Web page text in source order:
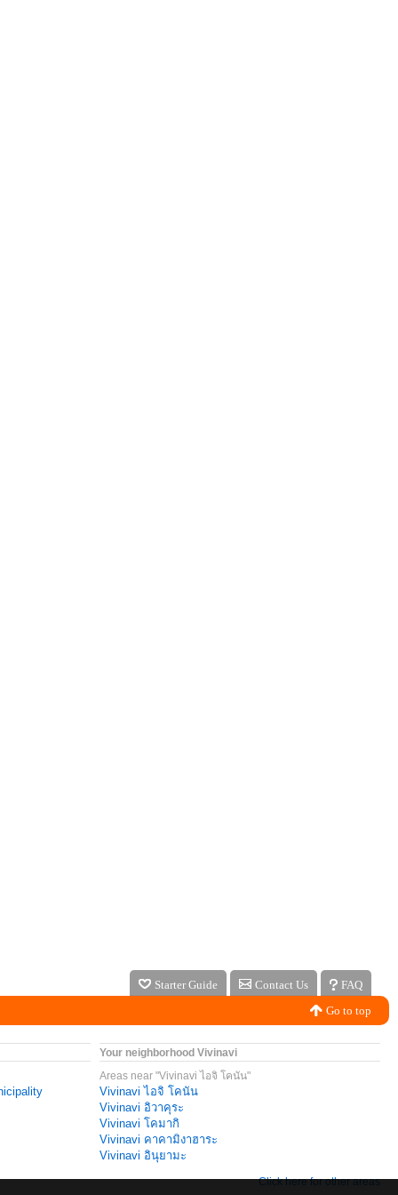
Starter Guide Contact Us
FAQ
Go to top
Your neighborhood Vivinavi
Areas near "Vivinavi ไอจิ โคนัน"
Vivinavi ไอจิ โคนัน
Vivinavi อิวาคุระ
Vivinavi โคมากิ
Vivinavi คาคามิงาฮาระ
Vivinavi อินุยามะ
Click here for other areas